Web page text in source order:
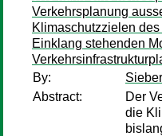
Verkehrsplanung
Klimaschutzzielen
Einklang stehenden
By:
Abstract:
Der
die